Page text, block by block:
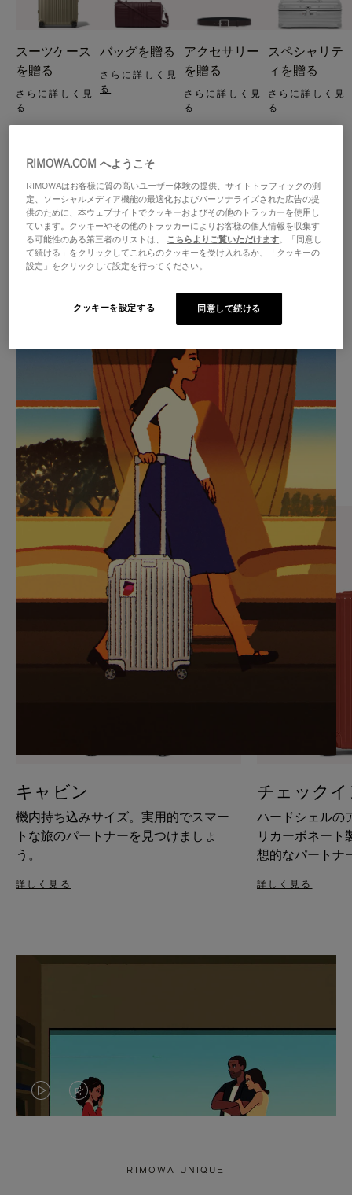
スーツケース
を贈る
さらに詳しく見
る
バッグを贈る
さらに詳しく見
る
アクセサリー
を贈る
さらに詳しく見
る
スペシャリテ
ィを贈る
さらに詳しく見
る
IS
PLAYED,
PLEASE
PRESS
TO
PAUSE
IT
IS
MUTED,
PLEASE
PRESS
TO
UNMUTE
IT
厳選されたギフトセレクション
あらゆる旅に寄り添う究極の
パートナーを見つけましょう
キャビン
機内持ち込みサイズ。実用的でスマー
トな旅のパートナーを見つけましょ
う。
詳しく見る
チェック
ハードシェルの
リカーボネート
想的なパートナ
詳しく見る
VIDEOVIDEO
RIMOWA UNIQUE
RIMOWA.COM へようこそ
RIMOWAはお客様に質の高いユーザー体験の提供、サイトトラフィックの測
定、ソーシャルメディア機能の最適化およびパーソナライズされた広告の提
供のために、本ウェブサイトでクッキーおよびその他のトラッカーを使用し
ています。クッキーやその他のトラッカーによりお客様の個人情報を収集す
る可能性のある第三者のリストは、 こちらよりご覧いただけます。「同意し
て続ける」をクリックしてこれらのクッキーを受け入れるか、「クッキーの
設定」をクリックして設定を行ってください。
クッキーを設定する 同意して続ける